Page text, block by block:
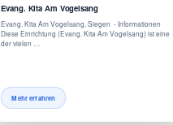
Evang. Kita Am Vogelsang
Evang. Kita Am Vogelsang, Siegen - Informationen
Diese Einrichtung (Evang. Kita Am Vogelsang) ist eine
der vielen …
Mehr erfahren